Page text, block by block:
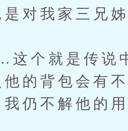
对我家三兄
个就是传说
的背包会有
仍不解他的